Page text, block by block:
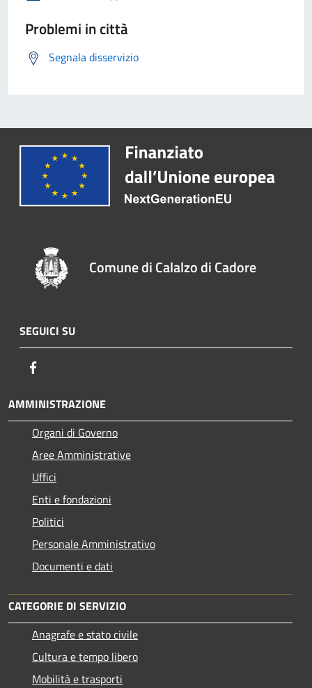
Problemi in città
Segnala disservizio
Comune di Calalzo di Cadore
SEGUICI SU
AMMINISTRAZIONE
Organi di Governo
Aree Amministrative
Uffici
Enti e fondazioni
Politici
Personale Amministrativo
Documenti e dati
CATEGORIE DI SERVIZIO
Anagrafe e stato civile
Cultura e tempo libero
Mobilità e trasporti